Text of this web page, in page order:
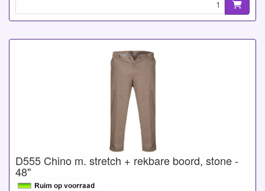
D555 Chino m. stretch + rekbare boord, stone -
48"